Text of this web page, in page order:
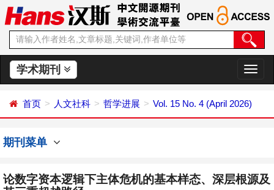
学术期刊
切
换
航
首页 人文社科 哲学进展 Vol. 15 No. 4 (April 2026)
期刊菜单
论数字资本逻辑下主体危机的基本样态、深层根源及